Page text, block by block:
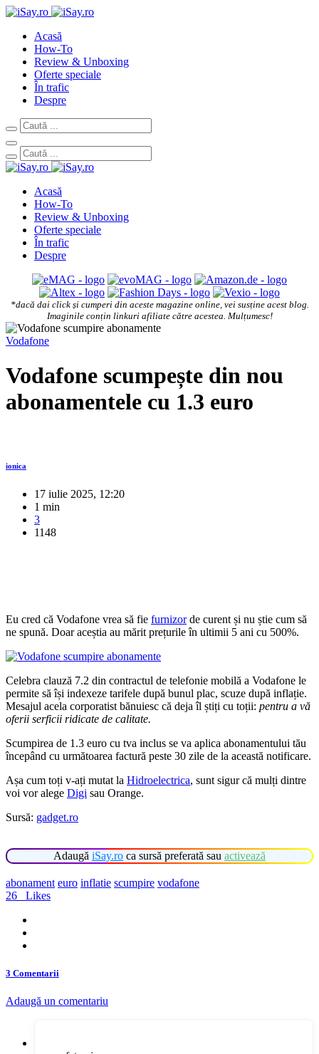
Acasă
How-To
Review & Unboxing
Oferte speciale
În trafic
Despre
Acasă
How-To
Review & Unboxing
Oferte speciale
În trafic
Despre
*dacă dai click și cumperi din aceste magazine online, vei susține acest blog.
Imaginile conțin linkuri afiliate către acestea. Mulțumesc!
Vodafone
Vodafone scumpește din nou
abonamentele cu 1.3 euro
ionica
17 iulie 2025, 12:20
1 min
3
1148
Eu cred că Vodafone vrea să fie furnizorde curent și nu știe cum să
ne spună. Doar aceștia au mărit prețurile în ultimii 5 ani cu 500%.
Celebra clauză 7.2 din contractul de telefonie mobilă a Vodafone le
permite să își indexeze tarifele după bunul plac, scuze după inflație.
Mesajul acela corporatist bănuiesc că deja îl știți cu toții: pentru a vă
oferii serficii ridicate de calitate.
Scumpirea de 1.3 euro cu tva inclus se va aplica abonamentului tău
începând cu următoarea factură peste 30 zile de la această notificare.
Așa cum toți v-ați mutat la Hidroelectrica, sunt sigur că mulți dintre
voi vor alege Digi sau Orange.
Sursă: gadget.ro
Adaugă iSay.ro ca sursă preferată sau activează
abonament euro inflatie scumpire vodafone
26
Likes
3 Comentarii
Adaugă un comentariu